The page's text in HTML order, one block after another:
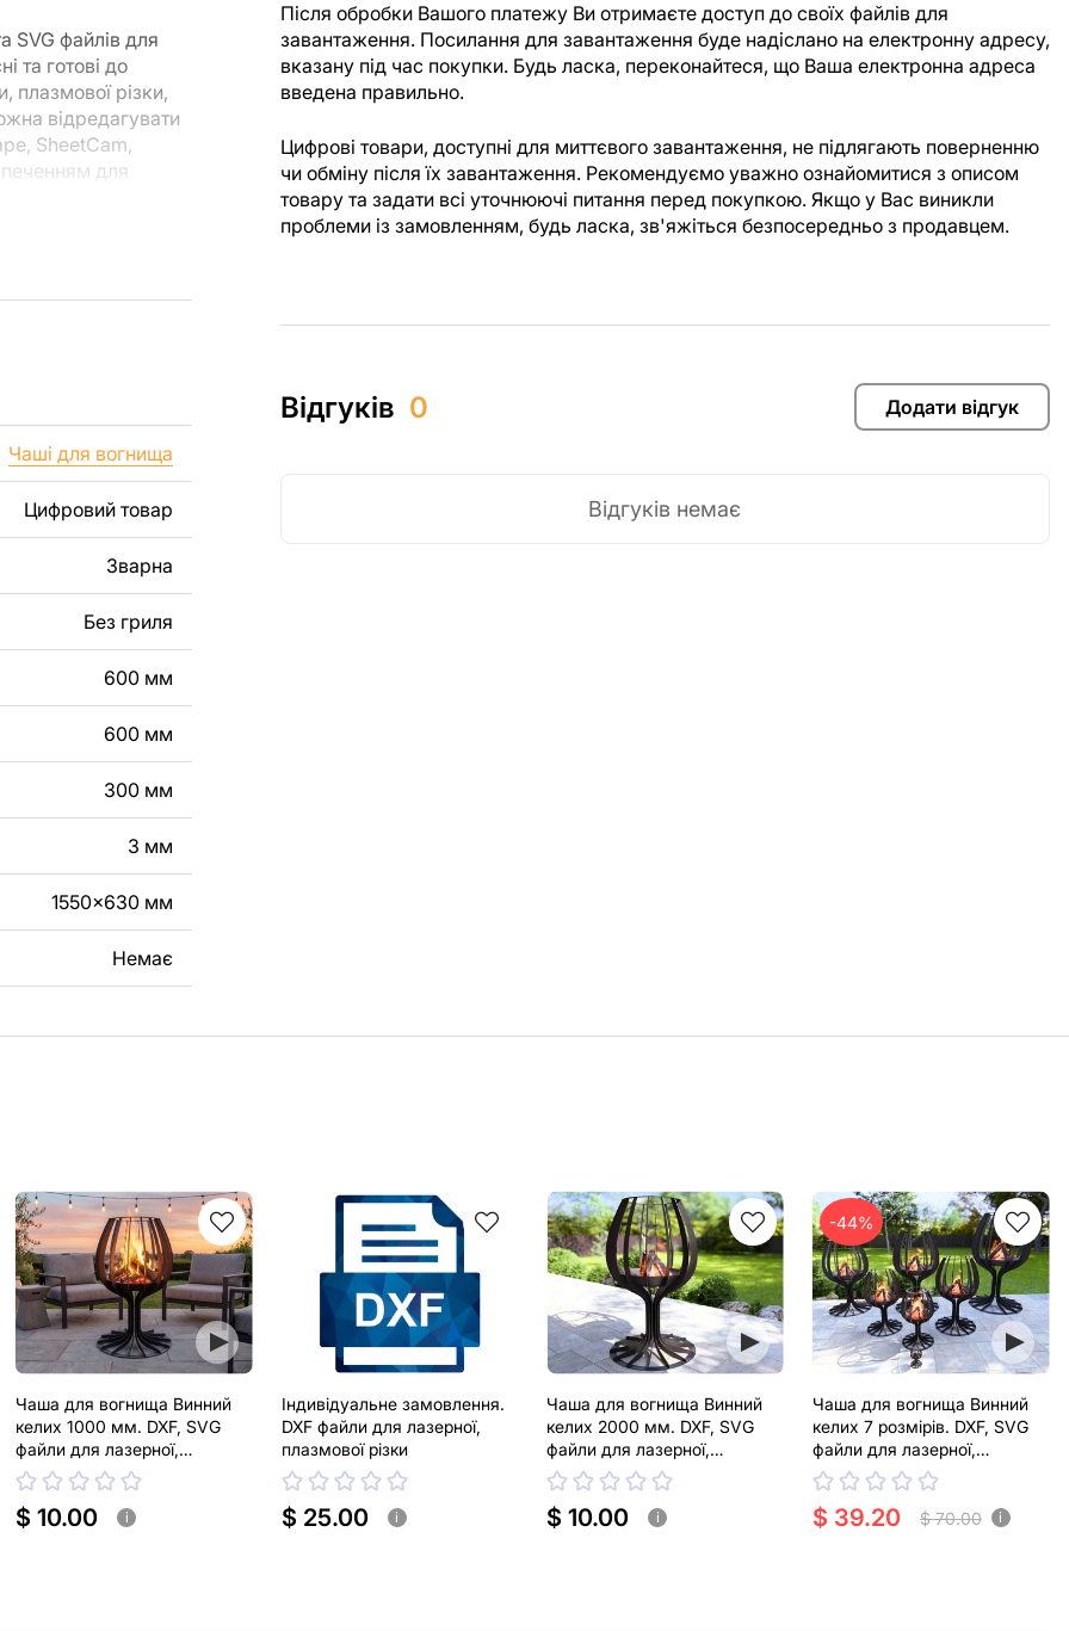
SVG файлів для
та готові до
плазмової різки,
відредагувати
SheetCam,
для
ви могли
виробів як для
заборонені.
виробу. Якщо вам
з металу для
зв'яжіться з
Чаші для вогнища
Цифровий товар
Зварна
Без гриля
600 мм
600 мм
300 мм
3 мм
1550x630 мм
Немає
Після обробки Вашого платежу Ви отримаєте доступ до своїх файлів для
завантаження. Посилання для завантаження буде надіслано на електронну адресу,
вказану під час покупки. Будь ласка, переконайтеся, що Ваша електронна адреса
введена правильно.
Цифрові товари, доступні для миттєвого завантаження, не підлягають поверненню
чи обміну після їх завантаження. Рекомендуємо уважно ознайомитися з описом
товару та задати всі уточнюючі питання перед покупкою. Якщо у Вас виникли
проблеми із замовленням, будь ласка, зв'яжіться безпосередньо з продавцем.
Відгуків 0 Додати відгук
Відгуків немає
Чаша для вогнища Винний
келих 1000 мм. DXF, SVG
файли для лазерної,
плазмової різки
$ 10.00 i
Індивідуальне замовлення.
DXF файли для лазерної,
плазмової різки
$ 25.00 i
Чаша для вогнища Винний
келих 2000 мм. DXF, SVG
файли для лазерної,
плазмової різки
$ 10.00 i
-44%
Чаша для вогнища Винний
келих 7 розмірів. DXF, SVG
файли для лазерної,
плазмової різки
$ 39.20 $ 70.00 i